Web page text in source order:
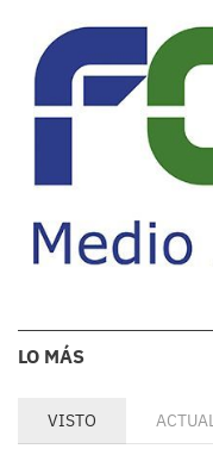
LO MÁS
VISTO ACTUAL